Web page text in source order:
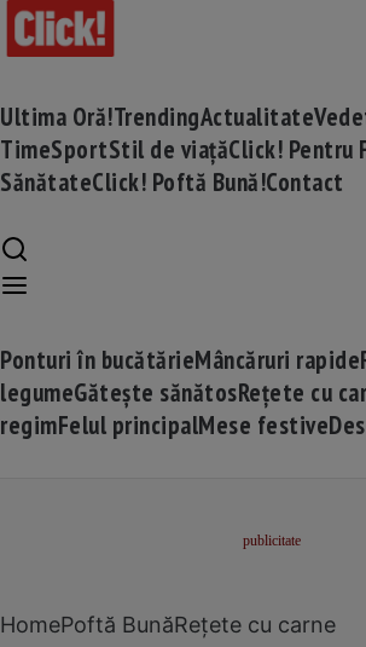
Ultima Oră!TrendingActualitate
TimeSportStil de viațăClick! Pentru
SănătateClick! Poftă Bună!Contact
Ponturi în bucătărieMâncăruri rapide
legumeGătește sănătosRețete cu
regimFelul principalMese festive
HomePoftă BunăRețete cu carne